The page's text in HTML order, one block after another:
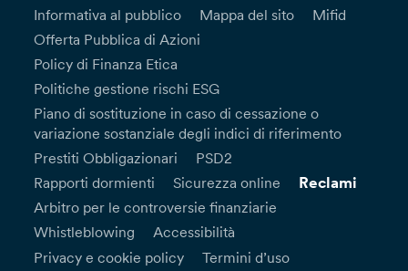
Informativa al pubblico
Mappa del sito
Mifid
Offerta Pubblica di Azioni
Policy di Finanza Etica
Politiche gestione rischi ESG
Piano di sostituzione in caso di cessazione o
variazione sostanziale degli indici di riferimento
Prestiti Obbligazionari
PSD2
Rapporti dormienti
Sicurezza online Reclami
Arbitro per le controversie finanziarie
Whistleblowing
Accessibilità
Privacy e cookie policy
Termini d’uso